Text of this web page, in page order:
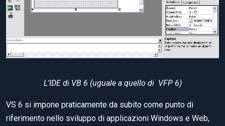
L’IDE di VB 6 (uguale a quello di VFP 6)
VS 6 si impone praticamente da subito come punto di
riferimento nello sviluppo di applicazioni Windows e Web,